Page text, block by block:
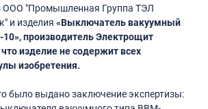
ООО "Промышленная Группа ТЭЛ
и изделия «Выключатель вакуумный
производитель Электрощит
изделие не содержит всех
изобретения.
было выдано заключение экспертизы: